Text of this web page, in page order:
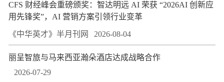
CFS 财经峰会重磅颁奖：智达明远 AI 荣获 “2026AI 创新应
用先锋奖”，AI 营销方案引领行业变革
《中华英才》半月刊网 2026-08-04
丽呈智旅与马来西亚瀚朵酒店达成战略合作
2026-07-29